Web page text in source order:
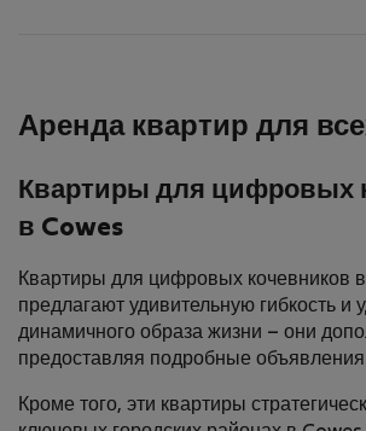
Аренда квартир для
Квартиры для цифровых
в Cowes
Квартиры для цифровых кочевников
предлагают удивительную гибкость и
динамичного образа жизни – они
предоставляя подробные
Кроме того, эти квартиры